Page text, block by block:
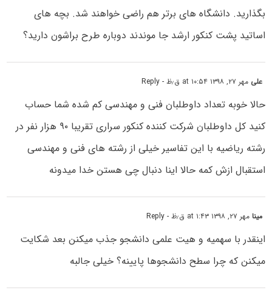
بگذارید. دانشگاه های برتر هم راضی خواهند شد. بچه های
اساتید ‌پشت کنکور ارشد جا موندند دوباره طرح براشون دارید؟
علی مهر ۲۷, ۱۳۹۸ at ۱۰:۵۴ ق٫ظ - Reply
حالا خوبه تعداد داوطلبان فنی و مهندسی کم شده شما حساب
کنید کل داوطلبان شرکت کننده کنکور سراری تقریبا ۹۰ هزار نفر در
رشته ریاضیه با این تفاسیر خیلی از رشته های فنی و مهندسی
استقبال ازش کمه حالا اینا دنبال چی هستن خدا میدونه
مینامهر ۲۷, ۱۳۹۸ at ۱:۴۳ ق٫ظ - Reply
اینقدر با سهمیه و هیت علمی دانشجو جذب میکنن بعد شکایت
میکنن که چرا سطح دانشجوها پایینه؟ خیلی جالبه